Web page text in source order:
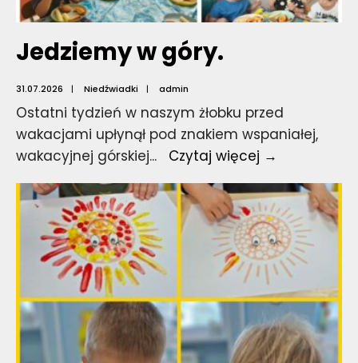
Jedziemy w góry.
31.07.2026 | Niedźwiadki | admin
Ostatni tydzień w naszym żłobku przed
wakacjami upłynął pod znakiem wspaniałej,
wakacyjnej górskiej... Czytaj więcej →
góry.